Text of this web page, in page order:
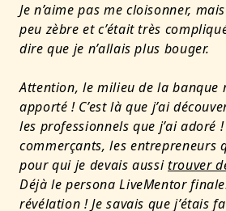
Je n’aime pas me cloisonner,
peu zèbre et c’était très
dire que je n’allais plus bouger.
Attention, le milieu de la banque
apporté ! C’est là que j’ai
les professionnels que j’ai adoré
commerçants, les entrepreneurs
pour qui je devais aussitrouver
Déjà le persona LiveMentor
révélation ! Je savais que j’étais